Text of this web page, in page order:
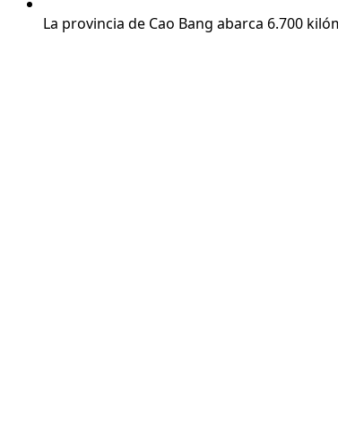
La provincia de Cao Bang abarca 6.700